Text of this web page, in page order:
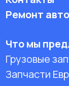
Ремонт
Что мы
Грузовые
Запчасти